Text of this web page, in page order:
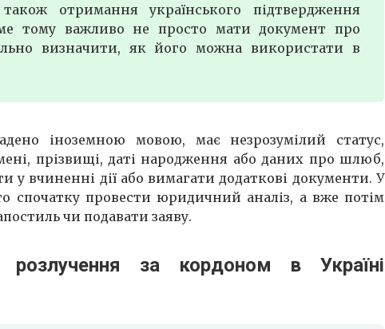
отримання українського підтвердження
тому важливо не просто мати документ про
визначити, як його можна використати в
іноземною мовою, має незрозумілий статус,
прізвищі, даті народження або даних про шлюб,
у вчиненні дії або вимагати додаткові документи. У
спочатку провести юридичний аналіз, а вже потім
чи подавати заяву.
розлучення за кордоном в Україні